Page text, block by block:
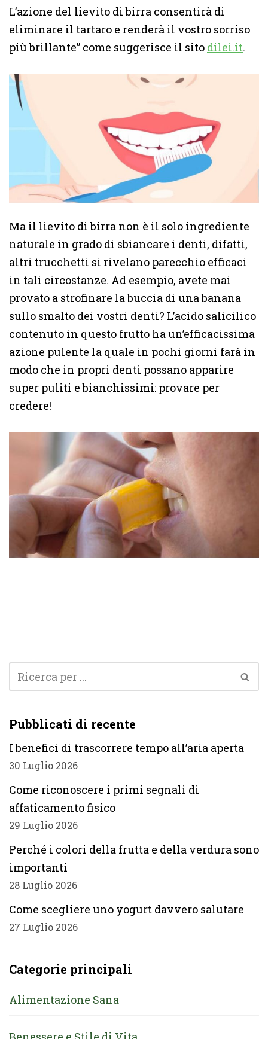
L’azione del lievito di birra consentirà di
eliminare il tartaro e renderà il vostro sorriso
più brillante” come suggerisce il sito dilei.it.
Ma il lievito di birra non è il solo ingrediente
naturale in grado di sbiancare i denti, difatti,
altri trucchetti si rivelano parecchio efficaci
in tali circostanze. Ad esempio, avete mai
provato a strofinare la buccia di una banana
sullo smalto dei vostri denti? L’acido salicilico
contenuto in questo frutto ha un’efficacissima
azione pulente la quale in pochi giorni farà in
modo che in propri denti possano apparire
super puliti e bianchissimi: provare per
credere!
Pubblicati di recente
I benefici di trascorrere tempo all’aria aperta
30 Luglio 2026
Come riconoscere i primi segnali di
affaticamento fisico
29 Luglio 2026
Perché i colori della frutta e della verdura sono
importanti
28 Luglio 2026
Come scegliere uno yogurt davvero salutare
27 Luglio 2026
Categorie principali
Alimentazione Sana